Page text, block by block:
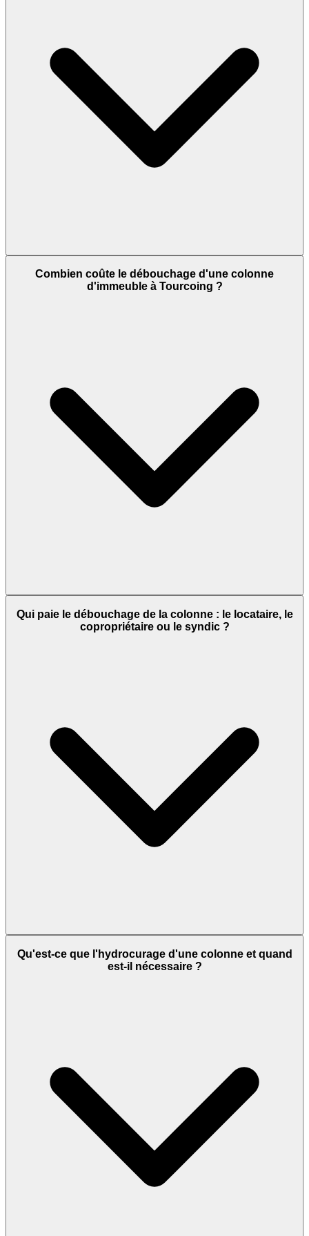
Combien coûte le débouchage d'une colonne
d'immeuble à Tourcoing ?
Qui paie le débouchage de la colonne : le locataire, le
copropriétaire ou le syndic ?
Qu'est-ce que l'hydrocurage d'une colonne et quand
est-il nécessaire ?